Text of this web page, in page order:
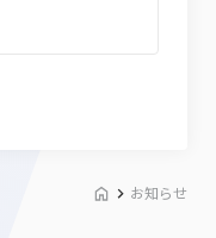
お知らせ